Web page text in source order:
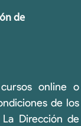
de
online o
de los
Dirección de